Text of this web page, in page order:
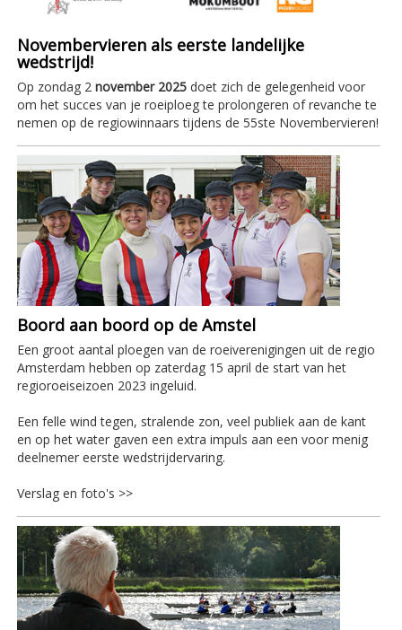
Novembervieren als eerste landelijke
wedstrijd!
Op zondag 2 november 2025 doet zich de gelegenheid voor
om het succes van je roeiploeg te prolongeren of revanche te
nemen op de regiowinnaars tijdens de 55ste Novembervieren!
Boord aan boord op de Amstel
Een groot aantal ploegen van de roeiverenigingen uit de regio
Amsterdam hebben op zaterdag 15 april de start van het
regioroeiseizoen 2023 ingeluid.
Een felle wind tegen, stralende zon, veel publiek aan de kant
en op het water gaven een extra impuls aan een voor menig
deelnemer eerste wedstrijdervaring.
Verslag en foto's >>